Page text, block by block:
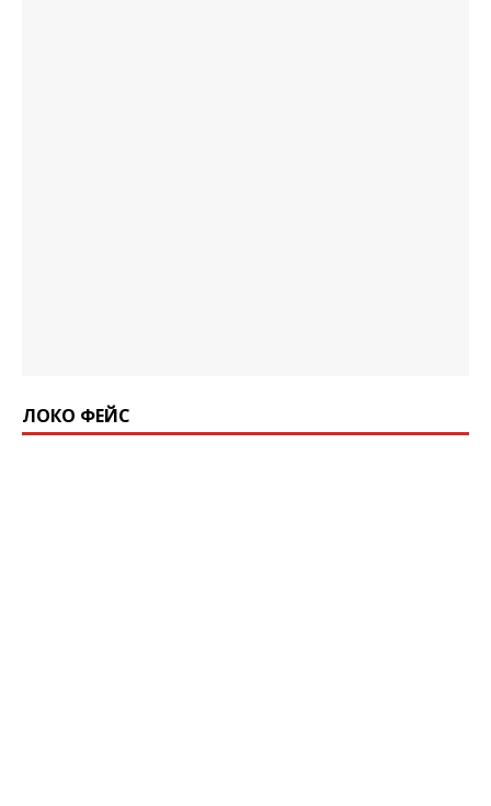
ЛОКО ФЕЙС